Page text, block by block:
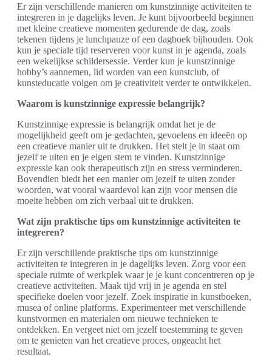
Er zijn verschillende manieren om kunstzinnige activiteiten te
integreren in je dagelijks leven. Je kunt bijvoorbeeld beginnen
met kleine creatieve momenten gedurende de dag, zoals
tekenen tijdens je lunchpauze of een dagboek bijhouden. Ook
kun je speciale tijd reserveren voor kunst in je agenda, zoals
een wekelijkse schildersessie. Verder kun je kunstzinnige
hobby’s aannemen, lid worden van een kunstclub, of
kunsteducatie volgen om je creativiteit verder te ontwikkelen.
Waarom is kunstzinnige expressie belangrijk?
Kunstzinnige expressie is belangrijk omdat het je de
mogelijkheid geeft om je gedachten, gevoelens en ideeën op
een creatieve manier uit te drukken. Het stelt je in staat om
jezelf te uiten en je eigen stem te vinden. Kunstzinnige
expressie kan ook therapeutisch zijn en stress verminderen.
Bovendien biedt het een manier om jezelf te uiten zonder
woorden, wat vooral waardevol kan zijn voor mensen die
moeite hebben om zich verbaal uit te drukken.
Wat zijn praktische tips om kunstzinnige activiteiten te
integreren?
Er zijn verschillende praktische tips om kunstzinnige
activiteiten te integreren in je dagelijks leven. Zorg voor een
speciale ruimte of werkplek waar je je kunt concentreren op je
creatieve activiteiten. Maak tijd vrij in je agenda en stel
specifieke doelen voor jezelf. Zoek inspiratie in kunstboeken,
musea of online platforms. Experimenteer met verschillende
kunstvormen en materialen om nieuwe technieken te
ontdekken. En vergeet niet om jezelf toestemming te geven
om te genieten van het creatieve proces, ongeacht het
resultaat.